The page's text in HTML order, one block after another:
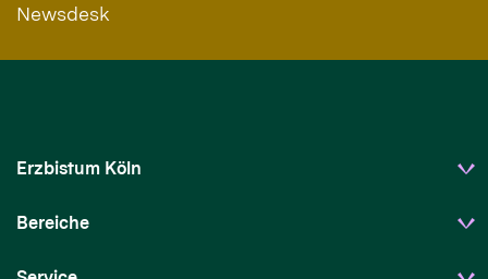
Newsdesk
Erzbistum Köln
Bereiche